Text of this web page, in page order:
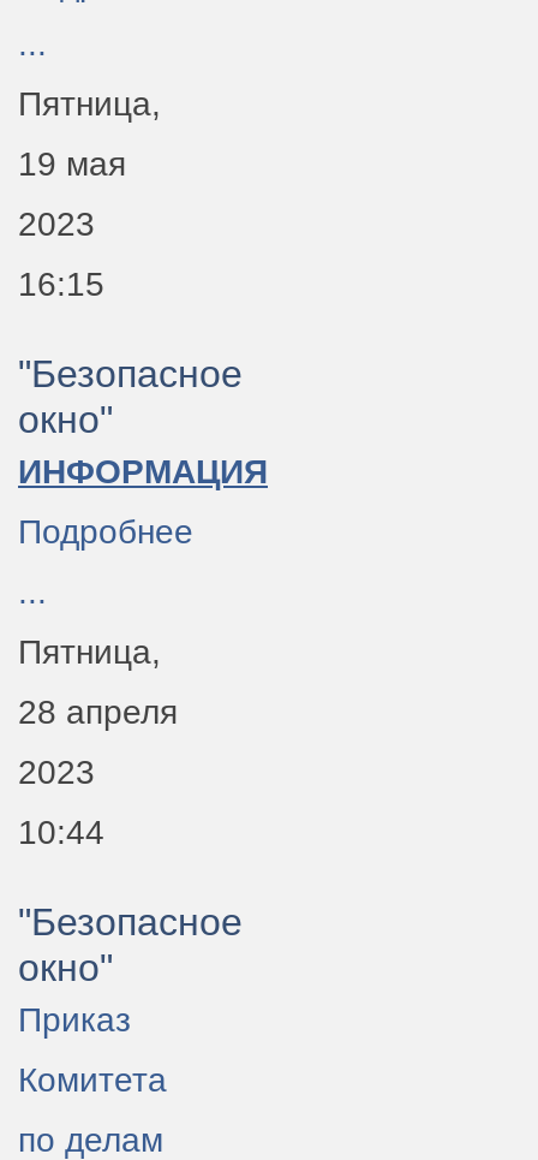
...
Пятница,
19 мая
2023
16:15
"Безопасное
окно"
ИНФОРМАЦИЯ
Подробнее
...
Пятница,
28 апреля
2023
10:44
"Безопасное
окно"
Приказ
Комитета
по делам